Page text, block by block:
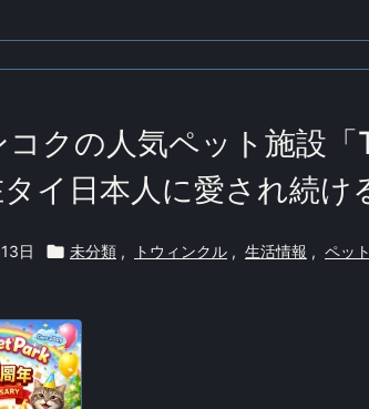
コクの人気ペット施設
イ日本人に愛され続け
日  未分類 , トウィンクル , 生活情報 , ペッ